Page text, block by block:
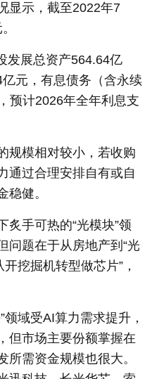
显示，截至2022年7
发展总资产564.64亿
元，有息债务（含永续
预计2026年全年利息支
规模相对较小，若收购
通过合理安排自有或自
稳健。
炙手可热的“光模块”领
问题在于从房地产到“光
挖掘机转型做芯片”，
域受AI算力需求提升，
但市场主要份额掌握在
所需资金规模也很大。